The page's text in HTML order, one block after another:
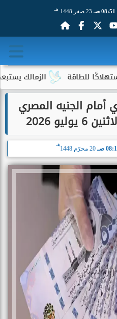
08:51 صـ 23 صفر 1448 هـ
الزمالك يستبعد 4 لاعبين شباب من حساباته في الموسم الجديد للطاقة
أمام الجنيه المصري
2026
صـ 20 محرّم 1448
هـ